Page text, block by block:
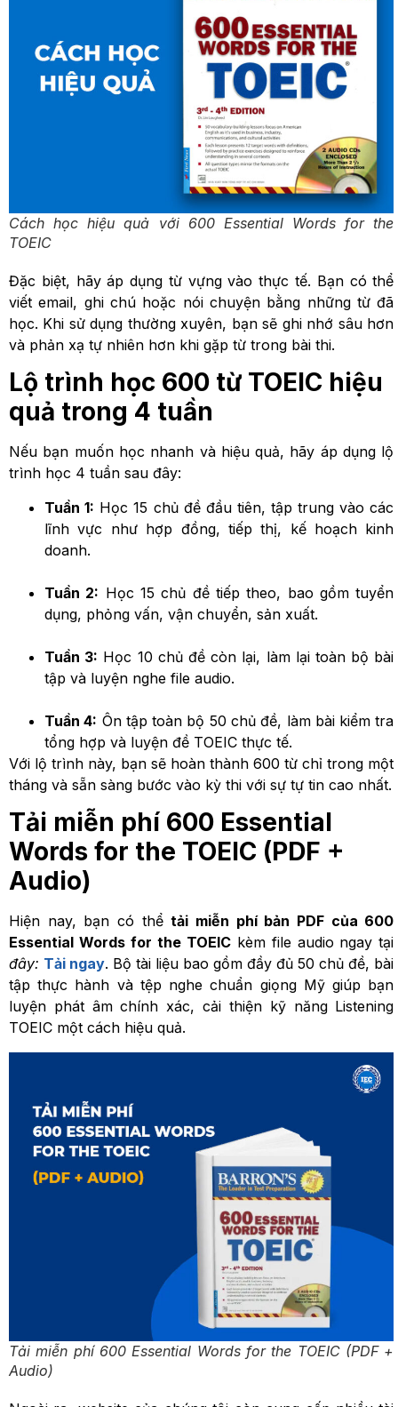
Cách học hiệu quả với 600 Essential Words for the
TOEIC
Đặc biệt, hãy áp dụng từ vựng vào thực tế. Bạn có thể
viết email, ghi chú hoặc nói chuyện bằng những từ đã
học. Khi sử dụng thường xuyên, bạn sẽ ghi nhớ sâu hơn
và phản xạ tự nhiên hơn khi gặp từ trong bài thi.
Lộ trình học 600 từ TOEIC hiệu
quả trong 4 tuần
Nếu bạn muốn học nhanh và hiệu quả, hãy áp dụng lộ
trình học 4 tuần sau đây:
Tuần 1: Học 15 chủ đề đầu tiên, tập trung vào các
lĩnh vực như hợp đồng, tiếp thị, kế hoạch kinh
doanh.
Tuần 2: Học 15 chủ đề tiếp theo, bao gồm tuyển
dụng, phỏng vấn, vận chuyển, sản xuất.
Tuần 3: Học 10 chủ đề còn lại, làm lại toàn bộ bài
tập và luyện nghe file audio.
Tuần 4: Ôn tập toàn bộ 50 chủ đề, làm bài kiểm tra
tổng hợp và luyện đề TOEIC thực tế.
Với lộ trình này, bạn sẽ hoàn thành 600 từ chỉ trong một
tháng và sẵn sàng bước vào kỳ thi với sự tự tin cao nhất.
Tải miễn phí 600 Essential
Words for the TOEIC (PDF +
Audio)
Hiện nay, bạn có thểtải miễn phí bản PDF của 600
Essential Words for the TOEICkèm file audio ngay tại
đây: Tải ngay. Bộ tài liệu bao gồm đầy đủ 50 chủ đề, bài
tập thực hành và tệp nghe chuẩn giọng Mỹ giúp bạn
luyện phát âm chính xác, cải thiện kỹ năng Listening
TOEIC một cách hiệu quả.
Tải miễn phí 600 Essential Words for the TOEIC (PDF +
Audio)